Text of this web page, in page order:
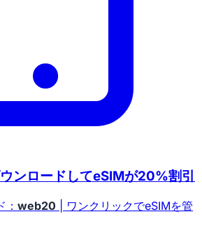
ンロードしてeSIMが20%割引
web20 | ワンクリックでeSIMを管